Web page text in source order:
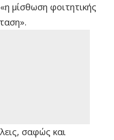
μίσθωση φοιτητικής
σαφώς και